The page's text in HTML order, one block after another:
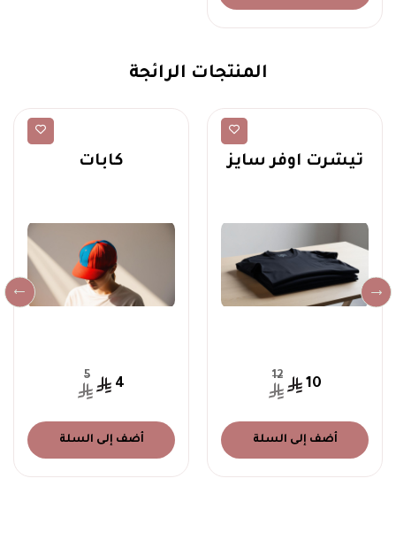
المنتجات الرائجة
تيشرت اوفر سايز
10
12
أضف إلى السلة
كابات
4
5
أضف إلى السلة